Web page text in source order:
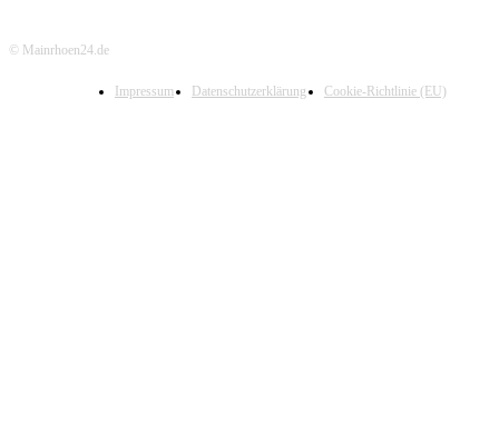
© Mainrhoen24.de
Impressum Datenschutzerklärung Cookie-Richtlinie (EU)